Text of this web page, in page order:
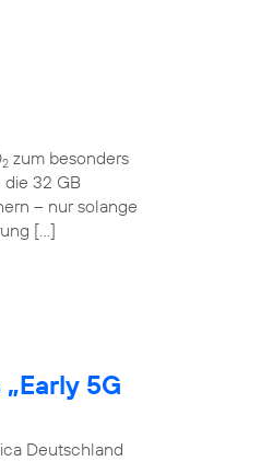
2 zum besonders
32 GB
– nur solange
[…]
5G
Deutschland